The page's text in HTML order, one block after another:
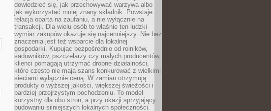
dowiedzieć się, jak przechowywać warzywa albo
jak wykorzystać mniej znany składnik. Powstaje
relacja oparta na zaufaniu, a nie wyłącznie na
transakcji. Dla wielu osób to właśnie ten ludzki
wymiar zakupów okazuje się najcenniejszy. Nie bez
znaczenia jest też wsparcie dla lokalnej
gospodarki. Kupując bezpośrednio od rolników,
sadowników, pszczelarzy czy małych producentów,
klienci pomagają utrzymać drobne działalności,
które często nie mają szans konkurować z wielkimi
sieciami wyłącznie ceną. W zamian otrzymują
produkty o wyższej jakości, większej świeżości i
bardziej przejrzystym pochodzeniu. To model
korzystny dla obu stron, a przy okazji sprzyjający
budowaniu silniejszych lokalnych społeczności.